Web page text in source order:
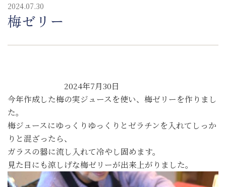
2024.07.30
梅ゼリー
2024年7月30日
今年作成した梅の実ジュースを使い、梅ゼリーを作りまし
た。
梅ジュースにゆっくりゆっくりとゼラチンを入れてしっか
りと混ざったら、
ガラスの器に流し入れて冷やし固めます。
見た目にも涼しげな梅ゼリーが出来上がりました。